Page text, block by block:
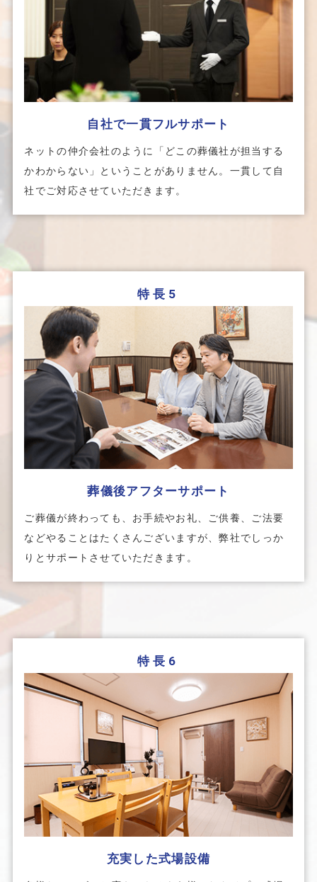
⾃社で⼀貫フルサポート
ネットの仲介会社のように「どこの葬儀社が担当する
かわからない」ということがありません。一貫して自
社でご対応させていただきます。
特長5
葬儀後アフターサポート
ご葬儀が終わっても、お手続やお礼、ご供養、ご法要
などやることはたくさんございますが、弊社でしっか
りとサポートさせていただきます。
特長6
充実した式場設備